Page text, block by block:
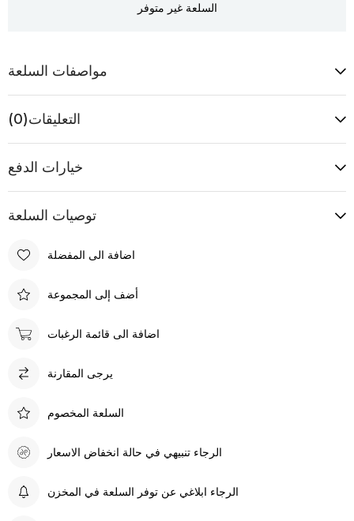
السلعة غير متوفر
مواصفات السلعة
التعليقات(0)
خيارات الدفع
توصيات السلعة
اضافة الى المفضلة
أضف إلى المجموعة
اضافة الى قائمة الرغبات
يرجى المقارنة
السلعة المخصوم
الرجاء تنبيهي في حالة انخفاض الاسعار
الرجاء ابلاغي عن توفر السلعة في المخزن